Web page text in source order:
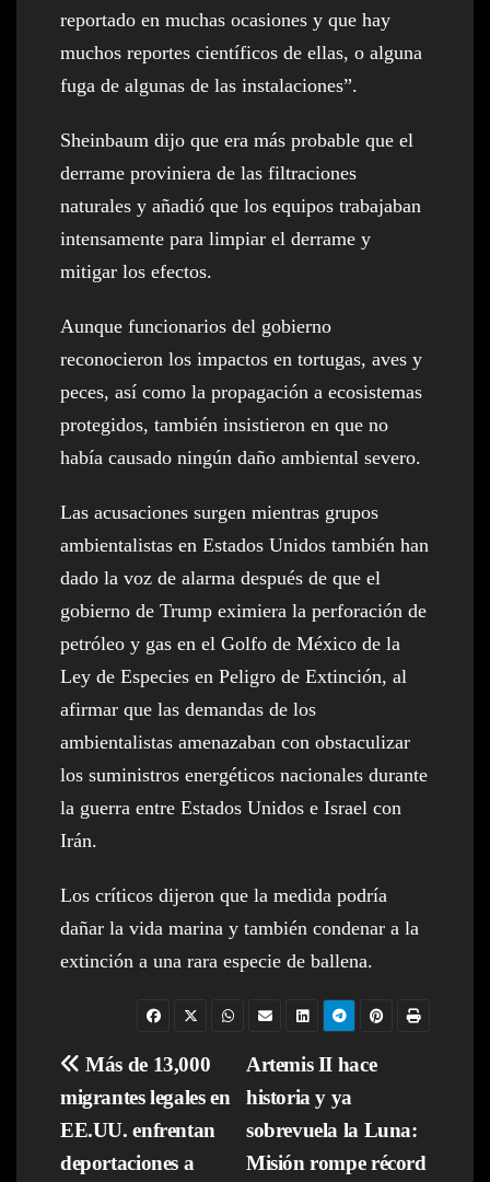
reportado en muchas ocasiones y que hay
muchos reportes científicos de ellas, o alguna
fuga de algunas de las instalaciones”.
Sheinbaum dijo que era más probable que el
derrame proviniera de las filtraciones
naturales y añadió que los equipos trabajaban
intensamente para limpiar el derrame y
mitigar los efectos.
Aunque funcionarios del gobierno
reconocieron los impactos en tortugas, aves y
peces, así como la propagación a ecosistemas
protegidos, también insistieron en que no
había causado ningún daño ambiental severo.
Las acusaciones surgen mientras grupos
ambientalistas en Estados Unidos también han
dado la voz de alarma después de que el
gobierno de Trump eximiera la perforación de
petróleo y gas en el Golfo de México de la
Ley de Especies en Peligro de Extinción, al
afirmar que las demandas de los
ambientalistas amenazaban con obstaculizar
los suministros energéticos nacionales durante
la guerra entre Estados Unidos e Israel con
Irán.
Los críticos dijeron que la medida podría
dañar la vida marina y también condenar a la
extinción a una rara especie de ballena.
Navegación
de
entradas
Artemis II hace
historia y ya
sobrevuela la Luna:
Misión rompe récord
Más de 13,000
migrantes legales en
EE.UU. enfrentan
deportaciones a